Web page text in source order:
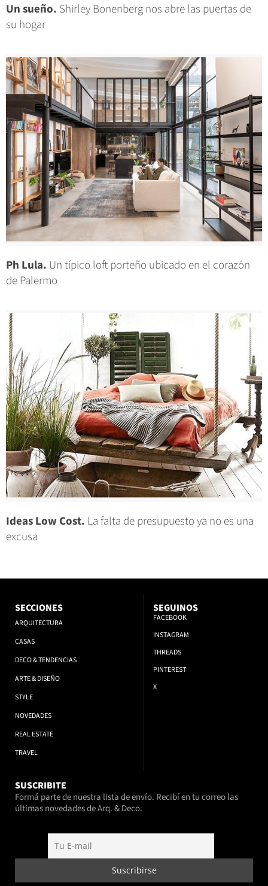
Un sueño. Shirley Bonenberg nos abre las puertas de
su hogar
Ph Lula. Un típico loft porteño ubicado en el corazón
de Palermo
Ideas Low Cost. La falta de presupuesto ya no es una
excusa
SECCIONES
ARQUITECTURA
CASAS
DECO & TENDENCIAS
ARTE & DISEÑO
STYLE
NOVEDADES
REAL ESTATE
TRAVEL
SEGUINOS
FACEBOOK
INSTAGRAM
THREADS
PINTEREST
X
SUSCRIBITE
Formá parte de nuestra lista de envío. Recibí en tu correo las
últimas novedades de Arq. & Deco.